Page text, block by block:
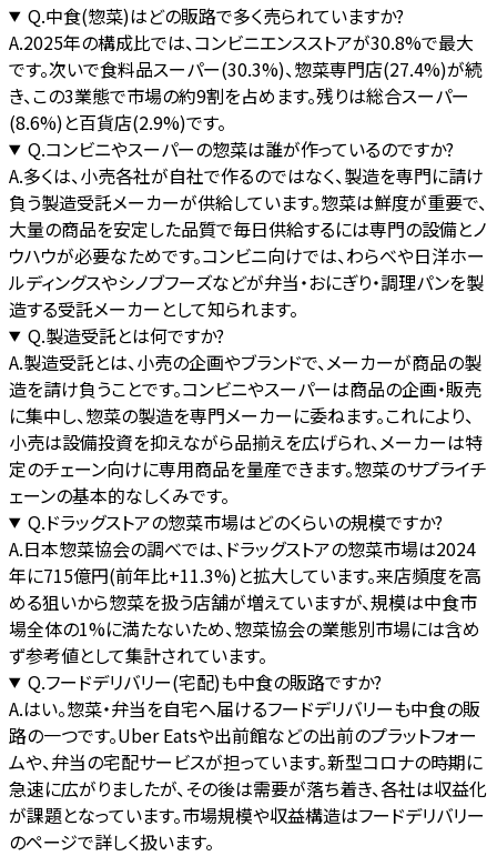
Q.中食(惣菜)はどの販路で多く売られていますか?
A.2025年の構成比では、コンビニエンスストアが30.8%で最大
です。次いで食料品スーパー(30.3%)、惣菜専門店(27.4%)が続
き、この3業態で市場の約9割を占めます。残りは総合スーパー
(8.6%)と百貨店(2.9%)です。
Q.コンビニやスーパーの惣菜は誰が作っているのですか?
A.多くは、小売各社が自社で作るのではなく、製造を専門に請け
負う製造受託メーカーが供給しています。惣菜は鮮度が重要で、
大量の商品を安定した品質で毎日供給するには専門の設備とノ
ウハウが必要なためです。コンビニ向けでは、わらべや日洋ホー
ルディングスやシノブフーズなどが弁当・おにぎり・調理パンを製
造する受託メーカーとして知られます。
Q.製造受託とは何ですか?
A.製造受託とは、小売の企画やブランドで、メーカーが商品の製
造を請け負うことです。コンビニやスーパーは商品の企画・販売
に集中し、惣菜の製造を専門メーカーに委ねます。これにより、
小売は設備投資を抑えながら品揃えを広げられ、メーカーは特
定のチェーン向けに専用商品を量産できます。惣菜のサプライチ
ェーンの基本的なしくみです。
Q.ドラッグストアの惣菜市場はどのくらいの規模ですか?
A.日本惣菜協会の調べでは、ドラッグストアの惣菜市場は2024
年に715億円(前年比+11.3%)と拡大しています。来店頻度を高
める狙いから惣菜を扱う店舗が増えていますが、規模は中食市
場全体の1%に満たないため、惣菜協会の業態別市場には含め
ず参考値として集計されています。
Q.フードデリバリー(宅配)も中食の販路ですか?
A.はい。惣菜・弁当を自宅へ届けるフードデリバリーも中食の販
路の一つです。Uber Eatsや出前館などの出前のプラットフォー
ムや、弁当の宅配サービスが担っています。新型コロナの時期に
急速に広がりましたが、その後は需要が落ち着き、各社は収益化
が課題となっています。市場規模や収益構造はフードデリバリー
のページで詳しく扱います。